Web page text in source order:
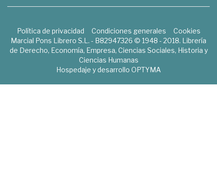
Política de privacidad Condiciones generales
Cookies
Marcial Pons Librero S.L. - B82947326 © 1948 - 2018. Librería
de Derecho, Economía, Empresa, Ciencias Sociales, Historia y
Ciencias Humanas
Hospedaje y desarrollo OPTYMA